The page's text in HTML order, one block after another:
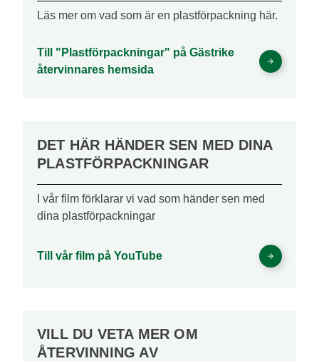
Läs mer om vad som är en plastförpackning här.
Till "Plastförpackningar" på Gästrike
återvinnares hemsida
DET HÄR HÄNDER SEN MED DINA
PLASTFÖRPACKNINGAR
I vår film förklarar vi vad som händer sen med
dina plastförpackningar
Till vår film på YouTube
VILL DU VETA MER OM
ÅTERVINNING AV